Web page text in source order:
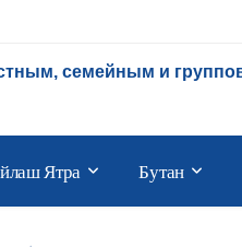
семейным и
Ятра Бутан